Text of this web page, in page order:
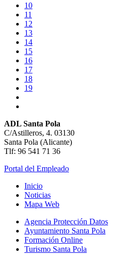
10
11
12
13
14
15
16
17
18
19
ADL Santa Pola
C/Astilleros, 4. 03130
Santa Pola (Alicante)
Tlf: 96 541 71 36
Portal del Empleado
Inicio
Noticias
Mapa Web
Agencia Protección Datos
Ayuntamiento Santa Pola
Formación Online
Turismo Santa Pola